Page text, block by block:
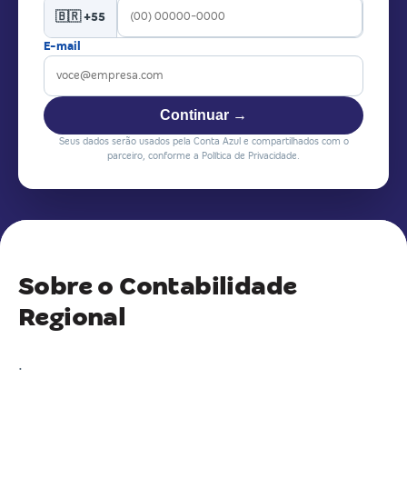
🇧🇷 +55
E-mail
Continuar →
Seus dados serão usados pela Conta Azul e compartilhados com o
parceiro, conforme a Política de Privacidade.
Sobre o Contabilidade
Regional
.